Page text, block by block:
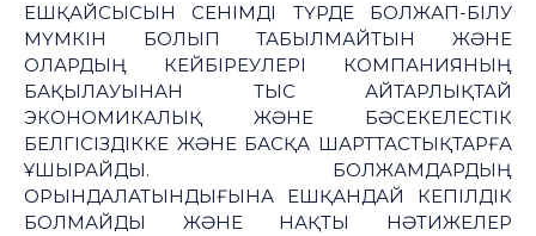
ЕШҚАЙСЫСЫН СЕНІМДІ ТҮРДЕ БОЛЖАП-БІЛУ
МҮМКІН БОЛЫП ТАБЫЛМАЙТЫН ЖӘНЕ
ОЛАРДЫҢ КЕЙБІРЕУЛЕРІ КОМПАНИЯНЫҢ
БАҚЫЛАУЫНАН ТЫС АЙТАРЛЫҚТАЙ
ЭКОНОМИКАЛЫҚ ЖӘНЕ БӘСЕКЕЛЕСТІК
БЕЛГІСІЗДІККЕ ЖӘНЕ БАСҚА ШАРТТАСТЫҚТАРҒА
ҰШЫРАЙДЫ. БОЛЖАМДАРДЫҢ
ОРЫНДАЛАТЫНДЫҒЫНА ЕШҚАНДАЙ КЕПІЛДІК
БОЛМАЙДЫ ЖӘНЕ НАҚТЫ НӘТИЖЕЛЕР